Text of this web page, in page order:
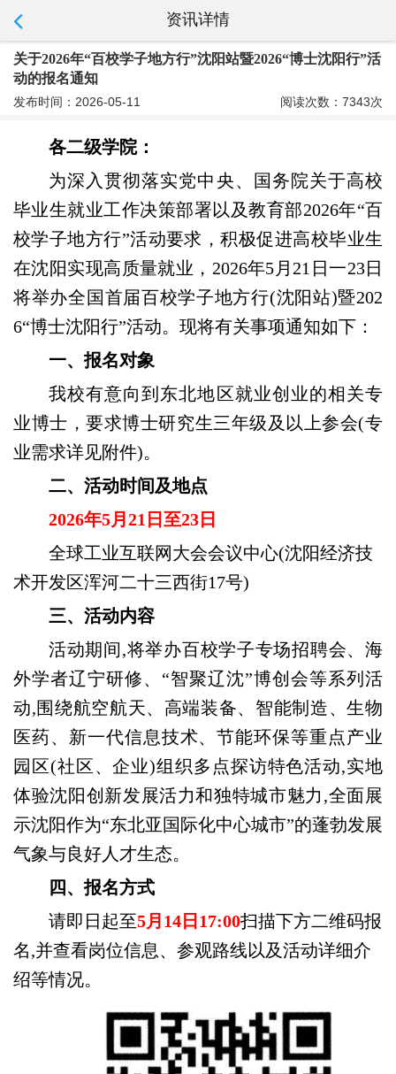
资讯详情
关于2026年“百校学子地方行”沈阳站暨2026“博士沈阳行”活
动的报名通知
发布时间：2026-05-11 阅读次数：7343次
各二级学院：
为深入贯彻落实党中央、国务院关于高校
毕业生就业工作决策部署以及教育部2026年“百
校学子地方行”活动要求，积极促进高校毕业生
在沈阳实现高质量就业，2026年5月21日一23日
将举办全国首届百校学子地方行(沈阳站)暨202
6“博士沈阳行”活动。现将有关事项通知如下：
一、 报名对象
我校有意向到东北地区就业创业的相关专
业博士，要求博士研究生三年级及以上参会(专
业需求详见附件)。
二、 活动时间及地点
2026年5月21日至23日
全球工业互联网大会会议中心(沈阳经济技
术开发区浑河二十三西街17号)
三、 活动内容
活动期间,将举办百校学子专场招聘会、海
外学者辽宁研修、“智聚辽沈”博创会等系列活
动,围绕航空航天、高端装备、智能制造、生物
医药、新一代信息技术、节能环保等重点产业
园区(社区、企业)组织多点探访特色活动,实地
体验沈阳创新发展活力和独特城市魅力,全面展
示沈阳作为“东北亚国际化中心城市”的蓬勃发展
气象与良好人才生态。
四 、报名方式
请即日起至5月14日17:00扫描下方二维码报
名,并查看岗位信息、参观路线以及活动详细介
绍等情况。